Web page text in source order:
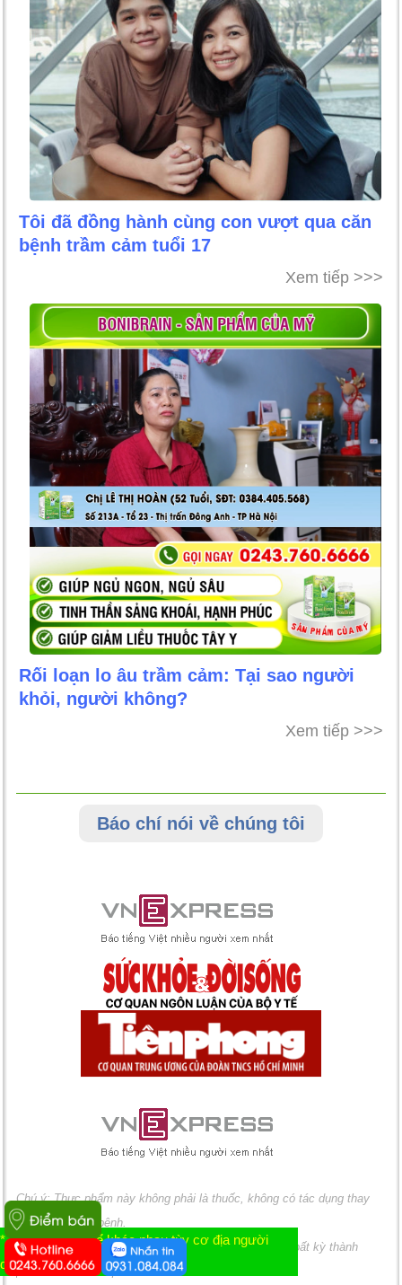
Tôi đã đồng hành cùng con vượt qua căn
bệnh trầm cảm tuổi 17
Xem tiếp >>>
Rối loạn lo âu trầm cảm: Tại sao người
khỏi, người không?
Xem tiếp >>>
Báo chí nói về chúng tôi
Chú ý: Thực phẩm này không phải là thuốc, không có tác dụng thay
thế thuốc chữa bệnh.
Không sử dụng cho người có mẫn cảm, kiêng kỵ với bất kỳ thành
phần nào của sản phẩm.
* Tác dụng có thể khác nhau tùy cơ địa người
dùng